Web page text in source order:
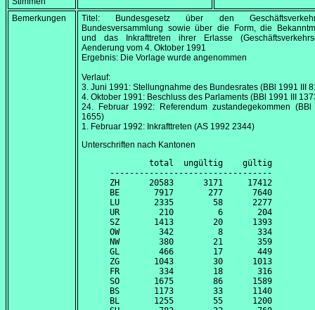
Bemerkungen
Titel: Bundesgesetz über den
Bundesversammlung sowie über die Form, die
und das Inkrafttreten ihrer Erlasse
Aenderung vom 4. Oktober 1991
Ergebnis: Die Vorlage wurde angenommen
Verlauf:
3. Juni 1991: Stellungnahme des Bundesrates (BBl 1991 III
4. Oktober 1991: Beschluss des Parlaments (BBl 1991 III
24. Februar 1992: Referendum zustandegekommen
1655)
1. Februar 1992: Inkrafttreten (AS 1992 2344)
Unterschriften nach Kantonen
        total  ungültig    gültig
---------------------------------
ZH      20583      3171     17412
BE       7917       277      7640
LU       2335        58      2277
UR        210         6       204
SZ       1413        20      1393
OW        342         8       334
NW        380        21       359
GL        466        17       449
ZG       1043        30      1013
FR        334        18       316
SO       1675        86      1589
BS       1173        33      1140
BL       1255        55      1200